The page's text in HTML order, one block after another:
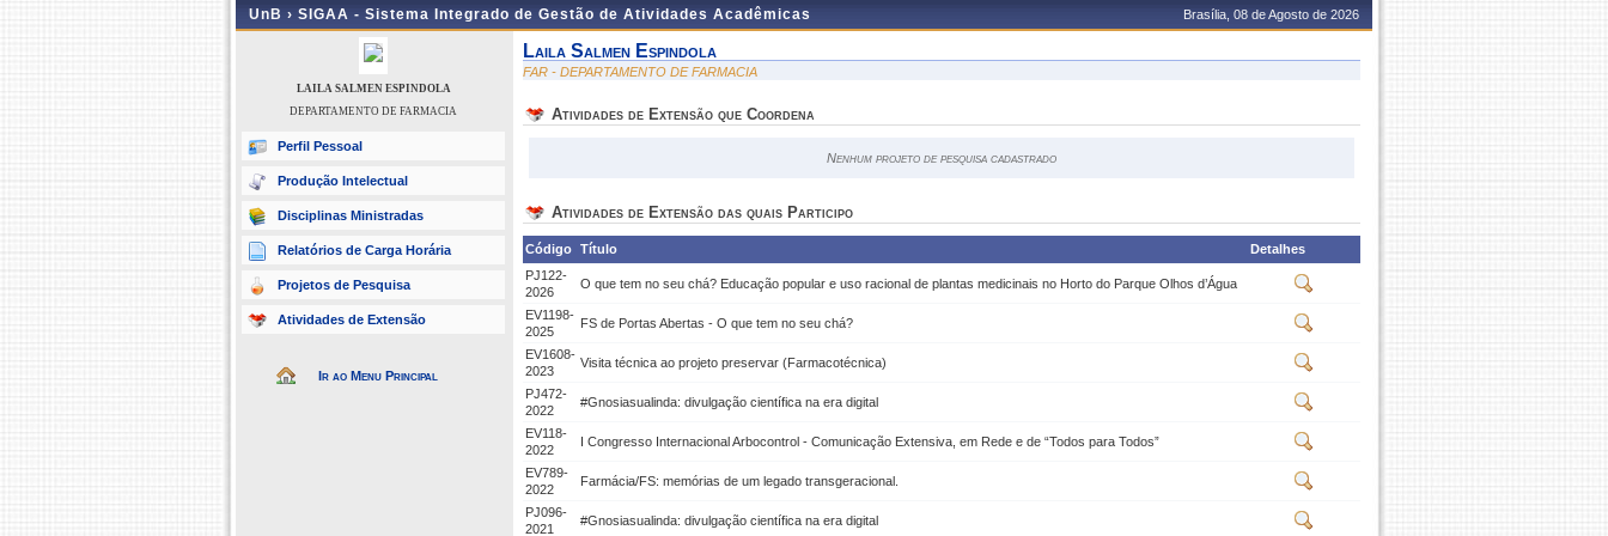
UnB › SIGAA - Sistema Integrado de Gestão de Atividades Acadêmicas Brasília, 08 de Agosto de 2026
LAILA SALMEN ESPINDOLA
DEPARTAMENTO DE FARMACIA
Perfil Pessoal
Produção Intelectual
Disciplinas Ministradas
Relatórios de Carga Horária
Projetos de Pesquisa
Atividades de Extensão
Ir ao Menu Principal
Laila Salmen Espindola
FAR - DEPARTAMENTO DE FARMACIA
Atividades de Extensão que Coordena
Nenhum projeto de pesquisa cadastrado
Atividades de Extensão das quais Participo
Código Título
Detalhes
PJ122-
2026
O que tem no seu chá? Educação popular e uso racional de plantas medicinais no Horto do Parque Olhos d’Água
EV1198-
2025
FS de Portas Abertas - O que tem no seu chá?
EV1608-
2023
Visita técnica ao projeto preservar (Farmacotécnica)
PJ472-
2022
#Gnosiasualinda: divulgação científica na era digital
EV118-
2022
I Congresso Internacional Arbocontrol - Comunicação Extensiva, em Rede e de “Todos para Todos”
EV789-
2022
Farmácia/FS: memórias de um legado transgeracional.
PJ096-
2021
#Gnosiasualinda: divulgação científica na era digital